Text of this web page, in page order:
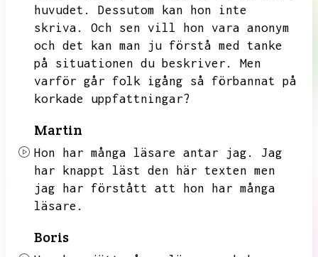
huvudet.
Dessutom kan hon inte
skriva.
Och sen vill hon vara anonym
och det kan man ju förstå med tanke
på situationen du beskriver.
Men
varför går folk igång så förbannat på
korkade uppfattningar?
Martin
Hon har många läsare antar jag.
Jag
har knappt läst den här texten men
jag har förstått att hon har många
läsare.
Boris